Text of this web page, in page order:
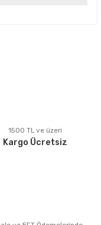
1500 TL ve üzeri
Kargo Ücretsiz